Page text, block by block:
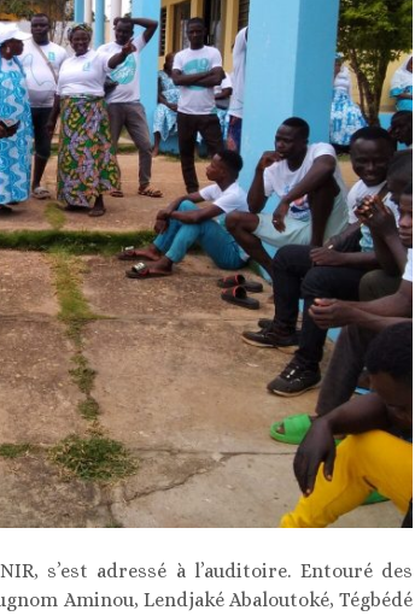
s’est adressé à l’auditoire. Entouré des
Aminou, Lendjaké Abaloutoké, Tégbédé